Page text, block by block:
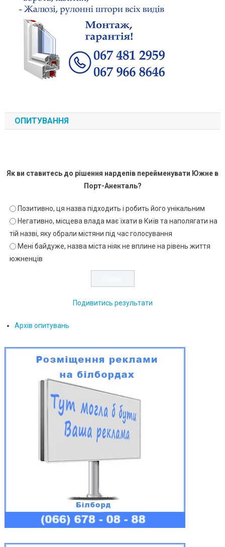
ОПИТУВАННЯ
Як ви ставитесь до рішення нардепів перейменувати Южне в
Порт-Аненталь?
Позитивно, ця назва підходить і робить його унікальним
Негативно, місцева влада має їхати в Київ та наполягати на
тій назві, яку обрали містяни під час голосування
Мені байдуже, назва міста ніяк не вплине на рівень життя
южненців
Подивитись результати
Архів опитувань